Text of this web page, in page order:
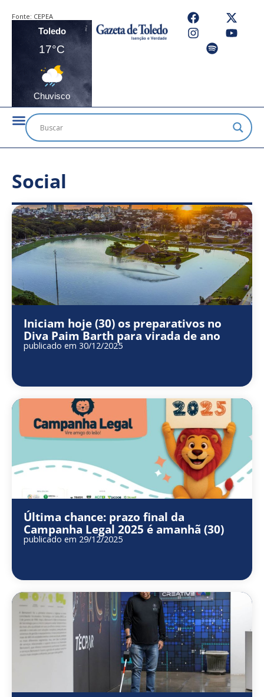
Fonte: CEPEA
Toledo
17°C
Chuvisco
Social
Iniciam hoje (30) os preparativos no
Diva Paim Barth para virada de ano
publicado em 30/12/2025
Última chance: prazo final da
Campanha Legal 2025 é amanhã (30)
publicado em 29/12/2025